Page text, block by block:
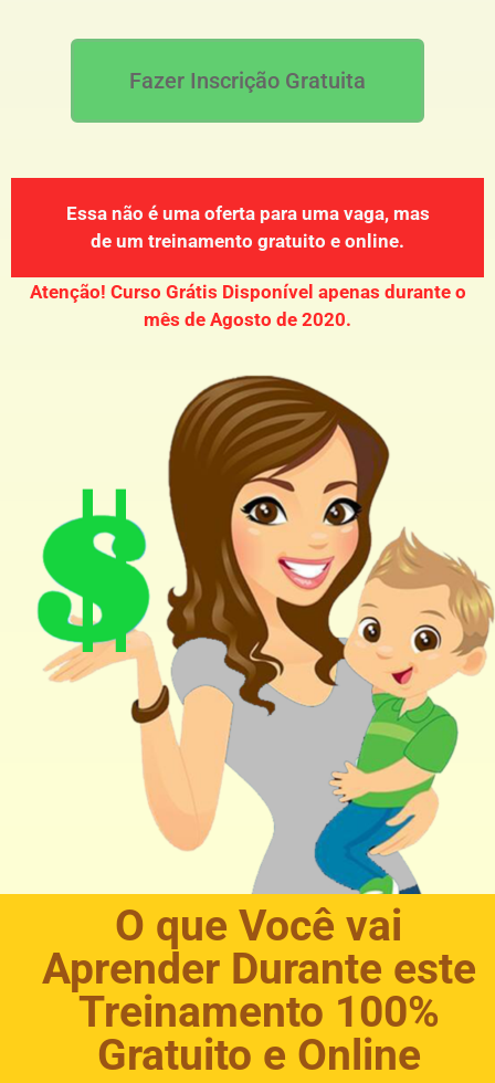
Fazer Inscrição Gratuita
Essa não é uma oferta para uma vaga, mas
de um treinamento gratuito e online.
Atenção! Curso Grátis Disponível apenas durante o
mês de Agosto de 2020.
O que Você vai
Aprender Durante este
Treinamento 100%
Gratuito e Online